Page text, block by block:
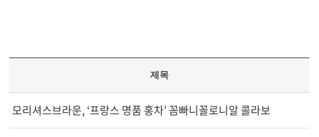
제목
모리셔스브라운, ‘프랑스 명품 홍차’ 꼼빠니꼴로니알 콜라보